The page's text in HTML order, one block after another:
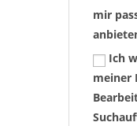
mir
Ich
meiner